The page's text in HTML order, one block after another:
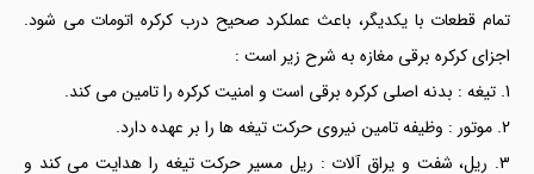
تمام قطعات با یکدیگر، باعث عملکرد صحیح درب کرکره اتومات می شود.
اجزای کرکره برقی مغازه به شرح زیر است :
تیغه : بدنه اصلی کرکره برقی است و امنیت کرکره را تامین می کند.
موتور : وظیفه تامین نیروی حرکت تیغه ها را بر عهده دارد.
ریل، شفت و یراق آلات : ریل مسیر حرکت تیغه را هدایت می کند و